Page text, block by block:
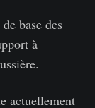
base des
à
actuellement